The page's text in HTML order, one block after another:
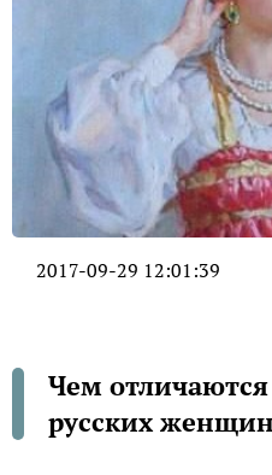
2017-09-29 12:01:39
Чем
русских женщин